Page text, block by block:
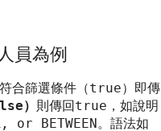
員為例
合篩選條件（true）即傳
） 則傳回 true ，如說明
or BETWEEN。語法如